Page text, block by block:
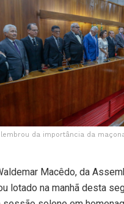
da importância da
Macêdo, da
lotado na manhã desta